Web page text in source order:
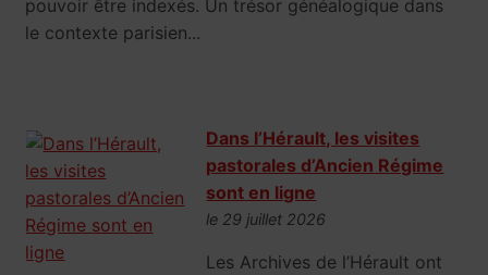
pouvoir être indexés. Un trésor généalogique dans
le contexte parisien...
Dans l’Hérault, les visites
pastorales d’Ancien Régime
sont en ligne
le 29 juillet 2026
Les Archives de l’Hérault ont